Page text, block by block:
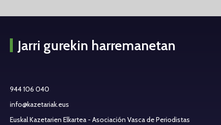
Jarri gurekin harremanetan
944 106 040
info@kazetariak.eus
Euskal Kazetarien Elkartea - Asociación Vasca de Periodistas